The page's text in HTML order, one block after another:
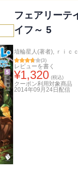
フェアリーテ
イフ～ 5
埴輪星人(著者), ｒｉｃ
(3)
レビューを書く
¥1,320 (税込)
クーポン利用対象商品
2014年09月24日 配信